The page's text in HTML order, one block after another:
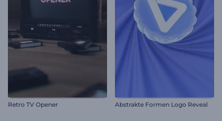
Retro TV Opener Abstrakte Formen Logo Reveal